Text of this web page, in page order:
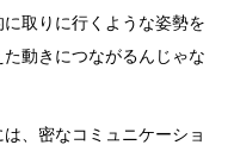
取りに行くような姿勢を
動きにつながるんじゃな
、密なコミュニケーショ